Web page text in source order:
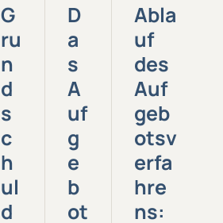
G
ru
n
d
s
c
h
ul
d
D
a
s
A
uf
g
e
b
ot
Abla
uf
des
Auf
geb
otsv
erfa
hre
ns: